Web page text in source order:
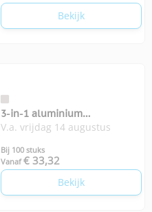
Bekijk
3-in-1 aluminium
opvouwbare oplader 15W
V.a. vrijdag 14 augustus
Bij 100 stuks
Vanaf € 33,32
Bekijk